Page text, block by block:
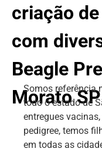
criação
com
Beagle
Morato SP
Somos referência
todo o estado de
entregues
pedigree, temos
em todas as